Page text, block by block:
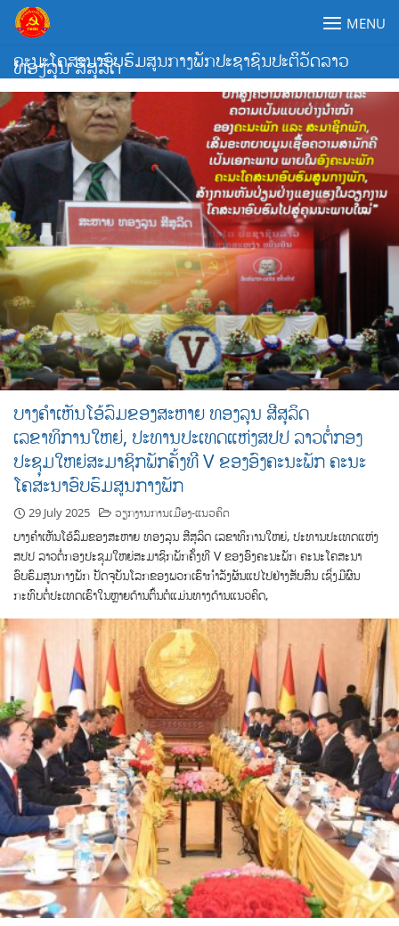
Skip
content
ຄະນະໂຄສະນາອົບຮົມສູນກາງພັກປະຊາຊົນປະຕິວັດລາວ
MENU
ທອງລຸນ ສີສຸລິດ
ບາງຄຳເຫັນໂອ້ລົມຂອງສະຫາຍ ທອງລຸນ ສີສຸລິດ
ເລຂາທິການໃຫຍ່, ປະທານປະເທດແຫ່ງສປປ ລາວຕໍ່ກອງ
ປະຊຸມໃຫຍ່ສະມາຊິກພັກຄັ້ງທີ V ຂອງອົງຄະນະພັກ ຄະນະ
ໂຄສະນາອົບຮົມສູນກາງພັກ
29 July 2025 ວຽກງານການເມືອງ-ແນວຄິດ
ບາງຄຳເຫັນໂອ້ລົມຂອງສະຫາຍ ທອງລຸນ ສີສຸລິດ ເລຂາທິການໃຫຍ່, ປະທານປະເທດແຫ່ງ
ສປປ ລາວຕໍ່ກອງປະຊຸມໃຫຍ່ສະມາຊິກພັກຄັ້ງທີ V ຂອງອົງຄະນະພັກ ຄະນະໂຄສະນາ
ອົບຮົມສູນກາງພັກ ປັດຈຸບັນໂລກຂອງພວກເຮົາກຳລັງຜັນແປໄປຢ່າງສັບສົນ ເຊິ່ງມີຜົນ
ກະທົບຕໍ່ປະເທດເຮົາໃນຫຼາຍດ້ານຕົ້ນຕໍແມ່ນທາງດ້ານແນວຄິດ,